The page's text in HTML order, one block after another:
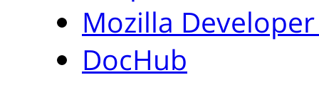
Mozilla
DocHub